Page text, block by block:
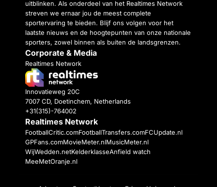
uitblinken. Als onderdeel van het Realtimes Network
streven we ernaar jou de meest complete
sportervaring te bieden. Blijf ons volgen voor het
laatste nieuws en de hoogtepunten van onze nationale
sporters, zowel binnen als buiten de landsgrenzen.
Corporate & Media
Realtimes Network
Innovatieweg 20C
7007 CD, Doetinchem, Netherlands
+31(315)-764002
Realtimes Network
FootballCritic.comFootballTransfers.comFCUpdate.nl
GPFans.comMovieMeter.nlMusicMeter.nl
WijWedden.netKelderklasseAnfield watch
MeeMetOranje.nl